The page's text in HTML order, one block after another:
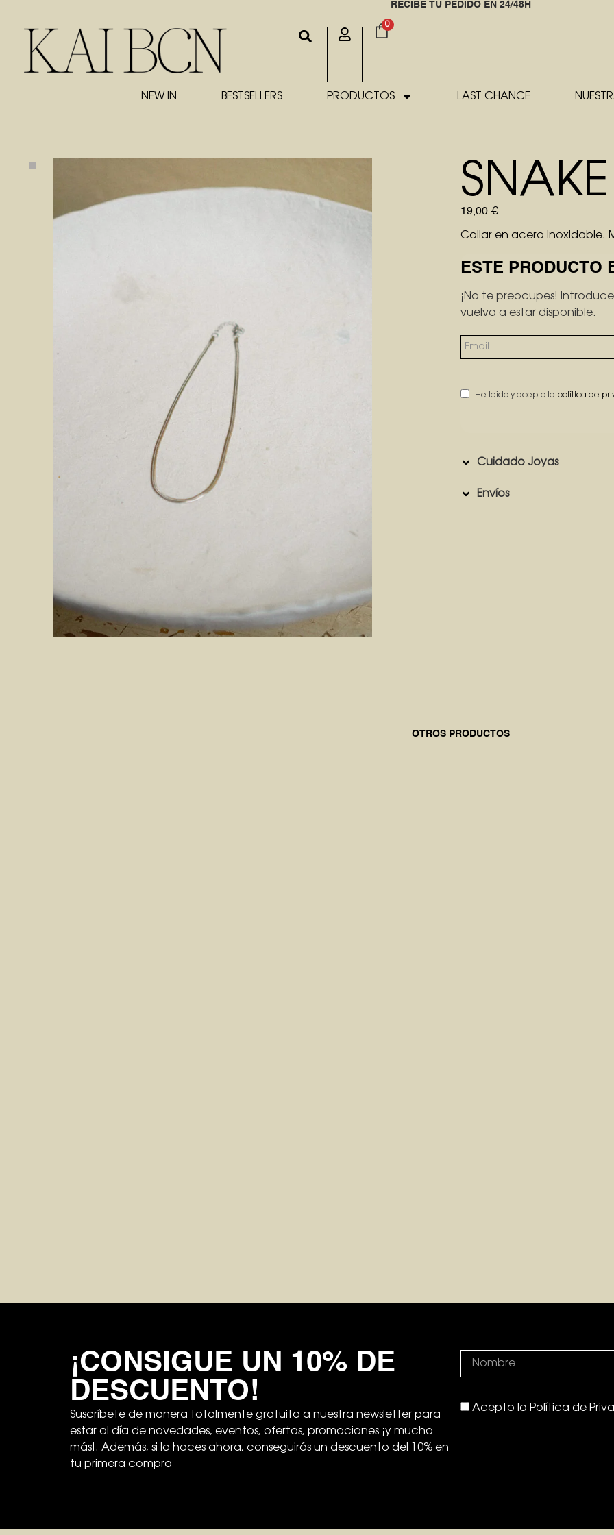
RECIBE TU PEDIDO EN 24/48H
0
NEW IN BESTSELLERS PRODUCTOS LAST CHANCE
19,00 €
Collar en acero inoxidable.
ESTE PRODUCTO
¡No te preocupes!
vuelva a estar disponible.
He leído y acepto la política de
Cuidado Joyas
Envíos
OTROS PRODUCTOS
¡CONSIGUE UN 10% DE
DESCUENTO!
Suscríbete de manera totalmente gratuita a nuestra newsletter para
estar al día de novedades, eventos, ofertas, promociones ¡y mucho
más!. Además, si lo haces ahora, conseguirás un descuento del 10% en
tu primera compra
Acepto la Política de